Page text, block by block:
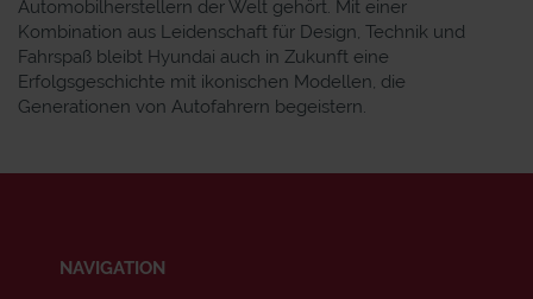
Automobilherstellern der Welt gehört. Mit einer
Kombination aus Leidenschaft für Design, Technik und
Fahrspaß bleibt Hyundai auch in Zukunft eine
Erfolgsgeschichte mit ikonischen Modellen, die
Generationen von Autofahrern begeistern.
NAVIGATION